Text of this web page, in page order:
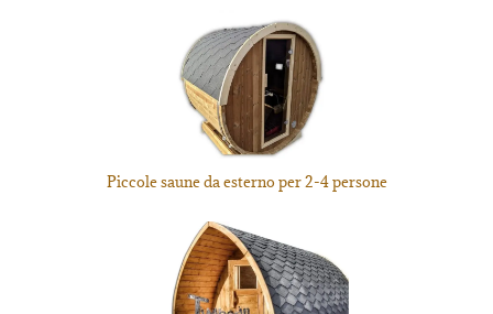
Piccole saune da esterno per 2-4 persone